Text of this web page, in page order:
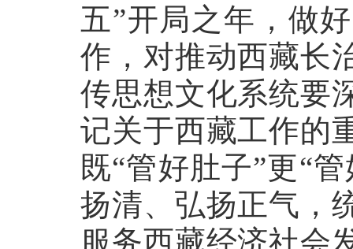
五”开局之年，做
作，对推动西藏长
传思想文化系统要
记关于西藏工作的
既“管好肚子”更“
扬清、弘扬正气，
服务西藏经济社会